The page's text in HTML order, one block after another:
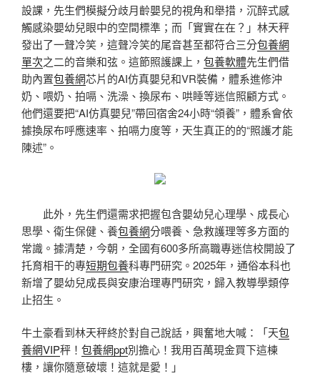
設課，先生們模擬分歧月齡嬰兒的視角和舉措，沉醉式感
觸感染嬰幼兒眼中的空間標準；而「實實在在？」林天秤
發出了一聲冷笑，這聲冷笑的尾音甚至都符合三分包養網
單次之二的音樂和弦。這節照護課上， 包養軟體先生們借
助內置包養網芯片的AI仿真嬰兒和VR裝備，體系進修沖
奶、喂奶、拍嗝、洗澡、換尿布、哄睡等迷信照顧方式。
他們還要把“AI仿真嬰兒”帶回宿舍24小時“領養”，體系會依
據換尿布呼應速率、拍嗝力度等，天生真正的的“照護才能
陳述”。
此外，先生們還需求把握包含嬰幼兒心理學、成長心
思學、衛生保健、養包養網分喂養、急救護理等多方面的
常識。據清楚，今朝，全國有600多所高職專迷信校開設了
托育相干的專短期包養科專門研究。2025年，通俗本科也
新增了嬰幼兒成長與安康治理專門研究，歸入教導學類停
止招生。
牛土豪看到林天秤終於對自己說話，興奮地大喊：「天包
養網VIP秤！ 包養網ppt別擔心！我用百萬現金買下這棟
樓，讓你隨意破壞！這就是愛！」